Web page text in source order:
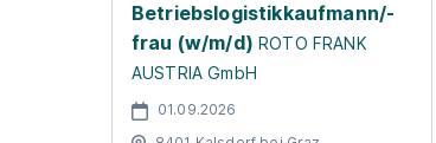
Betriebslogistikkaufmann/-
frau (w/m/d) ROTO FRANK
AUSTRIA GmbH
01.09.2026